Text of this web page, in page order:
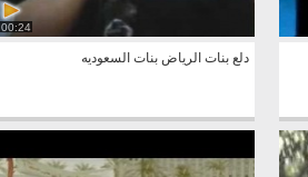
00:24
دلع بنات الرياض بنات السعوديه